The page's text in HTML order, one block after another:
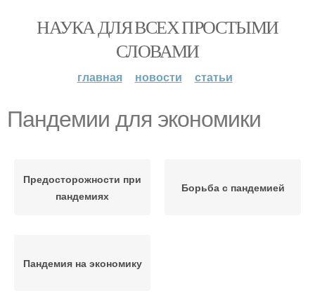
НАУКА ДЛЯ ВСЕХ ПРОСТЫМИ
СЛОВАМИ
главная новости статьи
Пандемии для экономики
Предосторожности при
пандемиях
Борьба с пандемией
Пандемия на экономику